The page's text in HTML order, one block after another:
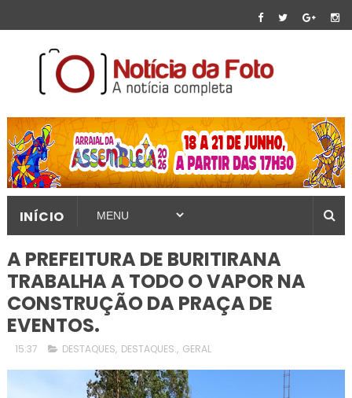
INÍCIO
A PREFEITURA DE BURITIRANA
TRABALHA A TODO O VAPOR NA
CONSTRUÇÃO DA PRAÇA DE
EVENTOS.
15:37 DESTAQUES, DESTAQUES., GERAL